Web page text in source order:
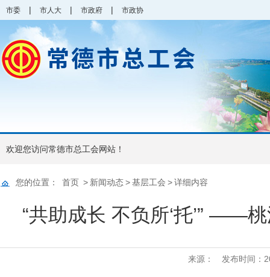
市委 | 市人大 | 市政府 | 市政协
欢迎您访问常德市总工会网站！
您的位置： 首页 > 新闻动态>基层工会 >详细内容
“共助成长 不负所‘托’” ——
来源： 发布时间：